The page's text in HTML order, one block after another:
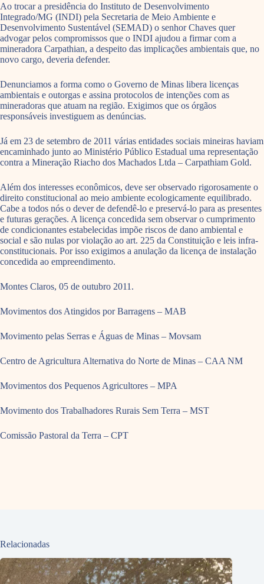
Ao trocar a presidência do Instituto de Desenvolvimento
Integrado/MG (INDI) pela Secretaria de Meio Ambiente e
Desenvolvimento Sustentável (SEMAD) o senhor Chaves quer
advogar pelos compromissos que o INDI ajudou a firmar com a
mineradora Carpathian, a despeito das implicações ambientais que, no
novo cargo, deveria defender.
Denunciamos a forma como o Governo de Minas libera licenças
ambientais e outorgas e assina protocolos de intenções com as
mineradoras que atuam na região. Exigimos que os órgãos
responsáveis investiguem as denúncias.
Já em 23 de setembro de 2011 várias entidades sociais mineiras haviam
encaminhado junto ao Ministério Público Estadual uma representação
contra a Mineração Riacho dos Machados Ltda – Carpathiam Gold.
Além dos interesses econômicos, deve ser observado rigorosamente o
direito constitucional ao meio ambiente ecologicamente equilibrado.
Cabe a todos nós o dever de defendê-lo e preservá-lo para as presentes
e futuras gerações. A licença concedida sem observar o cumprimento
de condicionantes estabelecidas impõe riscos de dano ambiental e
social e são nulas por violação ao art. 225 da Constituição e leis infra-
constitucionais. Por isso exigimos a anulação da licença de instalação
concedida ao empreendimento.
Montes Claros, 05 de outubro 2011.
Movimentos dos Atingidos por Barragens – MAB
Movimento pelas Serras e Águas de Minas – Movsam
Centro de Agricultura Alternativa do Norte de Minas – CAA NM
Movimentos dos Pequenos Agricultores – MPA
Movimento dos Trabalhadores Rurais Sem Terra – MST
Comissão Pastoral da Terra – CPT
Relacionadas